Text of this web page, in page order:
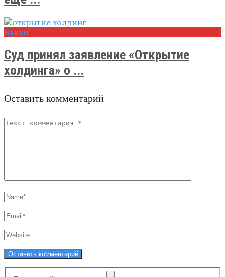
Банки
Суд принял заявление «Открытие
холдинга» о ...
Оставить комментарий